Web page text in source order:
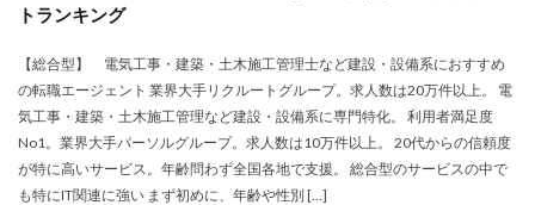
トランキング
【総合型】 電気工事・建築・土木施工管理士など建設・設備系におすすめ
の転職エージェント 業界大手リクルートグループ。求人数は20万件以上。 電
気工事・建築・土木施工管理など建設・設備系に専門特化。 利用者満足度
No1。業界大手パーソルグループ。求人数は10万件以上。 20代からの信頼度
が特に高いサービス。年齢問わず全国各地で支援。 総合型のサービスの中で
も特にIT関連に強い まず初めに、年齢や性別 […]